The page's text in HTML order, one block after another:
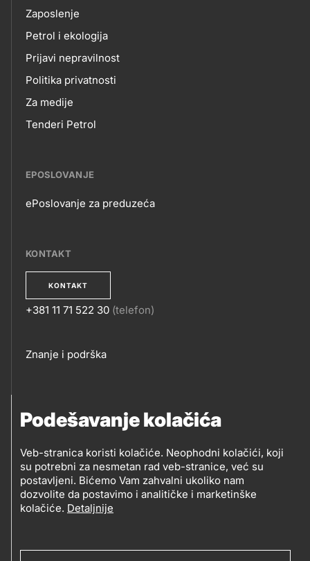
Podešavanje kolačića
Veb-stranica koristi kolačiće. Neophodni kolačići, koji
su potrebni za nesmetan rad veb-stranice, već su
postavljeni. Bićemo Vam zahvalni ukoliko nam
dozvolite da postavimo i analitičke i marketinške
kolačiće. Detaljnije
Zaposlenje
Petrol i ekologija
Prijavi nepravilnost
Politika privatnosti
Za medije
Tenderi Petrol
EPOSLOVANJE
ePoslovanje za preduzeća
KONTAKT
KONTAKT
+381 11 71 522 30 (telefon)
Footer
Znanje i podrška
PRATITE
NAS
Petrol d.o.o. Beograd
Zmajeva 12V, 11080 Beograd (Zemun), Srbija